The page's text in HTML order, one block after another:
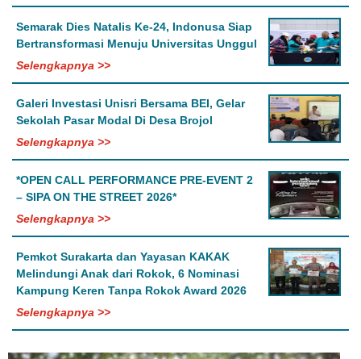
Semarak Dies Natalis Ke-24, Indonusa Siap
Bertransformasi Menuju Universitas Unggul
Selengkapnya >>
Galeri Investasi Unisri Bersama BEI, Gelar
Sekolah Pasar Modal Di Desa Brojol
Selengkapnya >>
*OPEN CALL PERFORMANCE PRE-EVENT 2
– SIPA ON THE STREET 2026*
Selengkapnya >>
Pemkot Surakarta dan Yayasan KAKAK
Melindungi Anak dari Rokok, 6 Nominasi
Kampung Keren Tanpa Rokok Award 2026
Selengkapnya >>